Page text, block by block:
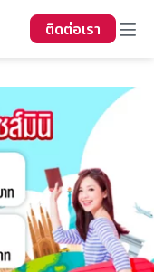
ติดต่อเรา